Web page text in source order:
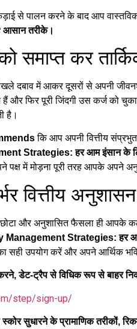
कड़ाई से पालन करने के बाद आप
आसान तरीके।
समाप्त कर
दबाव में आकर दूसरों से अपनी
फिर पूरी जिंदगी उस कर्ज को चुकाने
है।
कि आप अपनी वित्तीय
Strategies: हर आम इंसान के
पक्ष में मोड़ना पूरी तरह आपके अपने
वित्तीय
और अनुशासित फैसला ही आपके
Strategies: हर
सही उपयोग करें और अपने आर्थिक
डेट-ट्रैप से विधिक रूप से बाहर
step/sign-up/
सुधारने के प्रामाणिक तरीकों,